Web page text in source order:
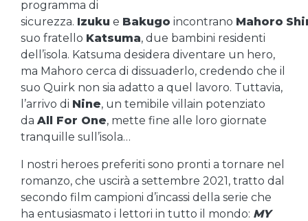
programma di
sicurezza. Izuku e Bakugo incontrano Mahoro
suo fratello Katsuma, due bambini residenti
dell’isola. Katsuma desidera diventare un hero,
ma Mahoro cerca di dissuaderlo, credendo che il
suo Quirk non sia adatto a quel lavoro. Tuttavia,
l’arrivo di Nine, un temibile villain potenziato
da All For One, mette fine alle loro giornate
tranquille sull’isola…
I nostri heroes preferiti sono pronti a tornare nel
romanzo, che uscirà a settembre 2021, tratto dal
secondo film campioni d’incassi della serie che
ha entusiasmato i lettori in tutto il mondo: MY